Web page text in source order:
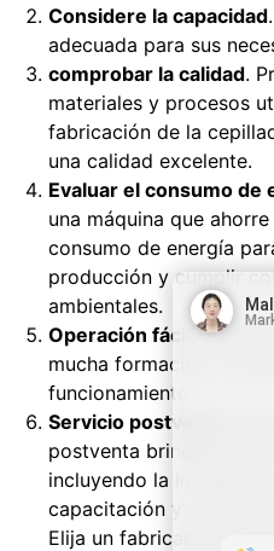
Considere la capacidad
adecuada para sus
comprobar la calidad.
materiales y procesos
fabricación de la
una calidad excelente.
Evaluar el consumo de
una máquina que
consumo de energía
producción y cumplir
ambientales.
Operación fácil
. Puede
mucha formación, lo
funcionamiento.
Servicio postventa
postventa brindado por
incluyendo la
capacitación y
Elija un fabricante con